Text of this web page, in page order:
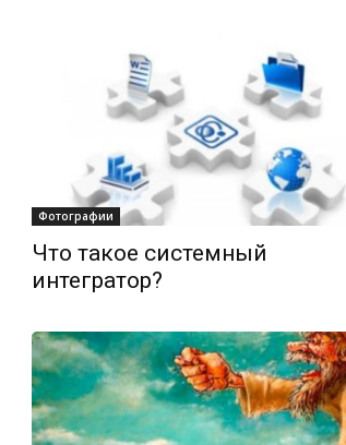
Фотографии
Что такое системный
интегратор?